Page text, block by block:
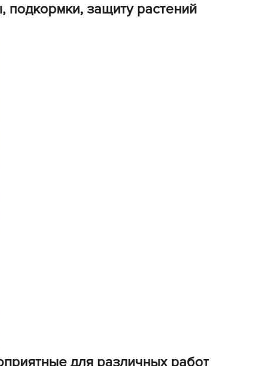
KO
Garden
Garden
защиту растений
для различных работ